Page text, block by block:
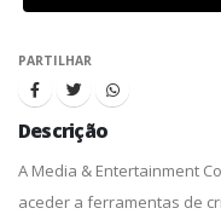
PARTILHAR
Descrição
A Media & Entertainment
aceder a ferramentas de